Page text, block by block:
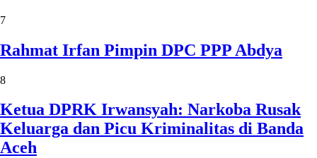
7
Rahmat Irfan Pimpin DPC PPP Abdya
8
Ketua DPRK Irwansyah: Narkoba Rusak
Keluarga dan Picu Kriminalitas di Banda
Aceh